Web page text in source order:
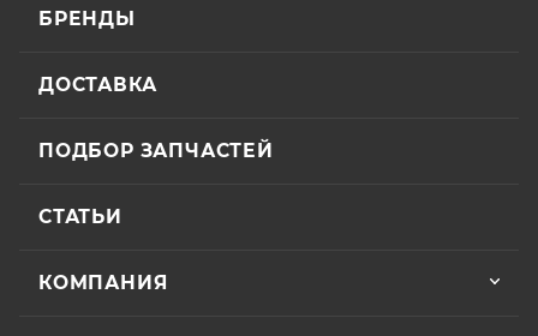
БРЕНДЫ
ДОСТАВКА
ПОДБОР ЗАПЧАСТЕЙ
СТАТЬИ
КОМПАНИЯ